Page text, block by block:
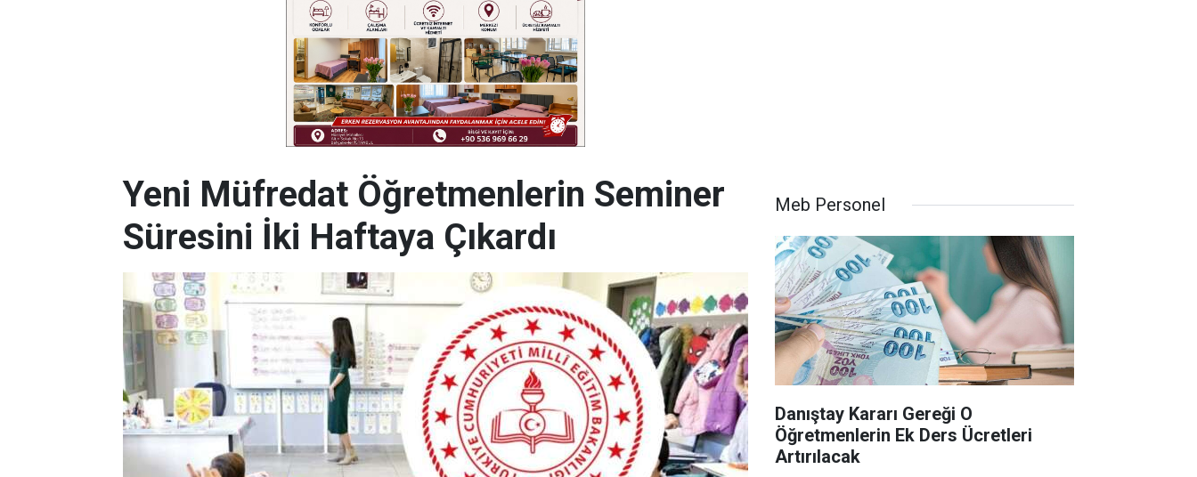
Yeni Müfredat Öğretmenlerin Seminer
Süresini İki Haftaya Çıkardı
Meb Personel
Danıştay Kararı Gereği O
Öğretmenlerin Ek Ders Ücretleri
Artırılacak